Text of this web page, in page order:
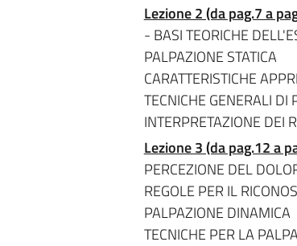
Lezione 2 (da pag.7 a
- BASI TEORICHE
PALPAZIONE STATICA
CARATTERISTICHE
TECNICHE GENERALI DI
INTERPRETAZIONE DEI
Lezione 3 (da pag.12 a
PERCEZIONE DEL
REGOLE PER IL
PALPAZIONE DINAMICA
TECNICHE PER LA